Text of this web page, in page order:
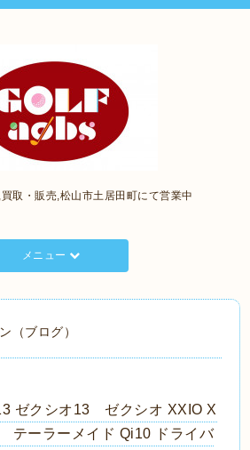
取・販売,松山市土居田町にて営業中
メニュー
（ブログ）
ゼクシオ13 ゼクシオ XXIO X
テーラーメイド Qi10 ドライバ